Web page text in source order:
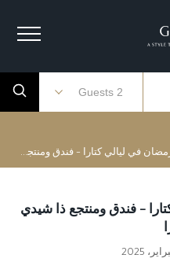
في ليالي كتارا – فندق ومنتجع ذا شيدي كتارا
– فندق ومنتجع ذا شيدي